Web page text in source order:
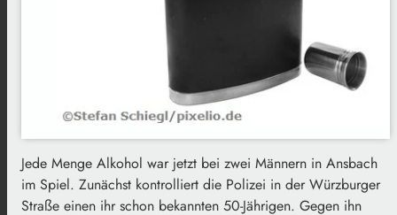
Jede Menge Alkohol war jetzt bei zwei Männern in Ansbach
im Spiel. Zunächst kontrolliert die Polizei in der Würzburger
Straße einen ihr schon bekannten 50-Jährigen. Gegen ihn